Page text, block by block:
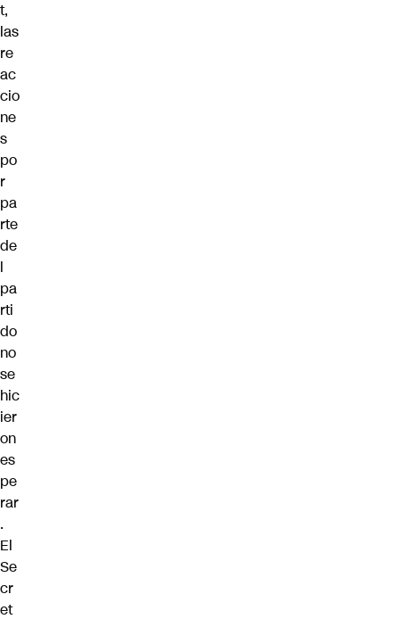
t,
las
re
ac
cio
ne
s
po
r
pa
rte
de
l
pa
rti
do
no
se
hic
ier
on
es
pe
rar
.
El
Se
cr
et